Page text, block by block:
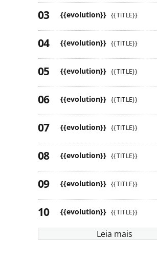
{{evolution}} {{TITLE}}
{{evolution}} {{TITLE}}
{{evolution}} {{TITLE}}
{{evolution}} {{TITLE}}
{{evolution}} {{TITLE}}
{{evolution}} {{TITLE}}
{{evolution}} {{TITLE}}
{{evolution}} {{TITLE}}
Leia mais